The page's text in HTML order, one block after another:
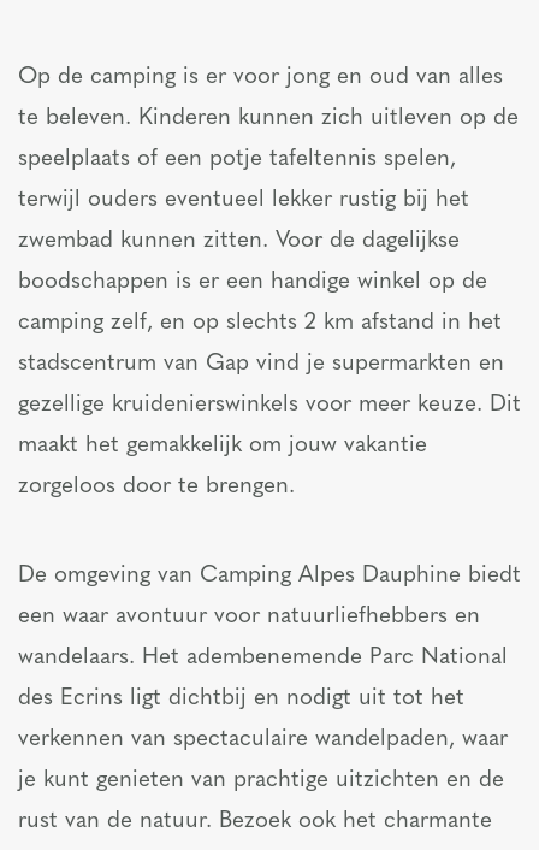
Op de camping is er voor jong en oud van alles
te beleven. Kinderen kunnen zich uitleven op de
speelplaats of een potje tafeltennis spelen,
terwijl ouders eventueel lekker rustig bij het
zwembad kunnen zitten. Voor de dagelijkse
boodschappen is er een handige winkel op de
camping zelf, en op slechts 2 km afstand in het
stadscentrum van Gap vind je supermarkten en
gezellige kruidenierswinkels voor meer keuze. Dit
maakt het gemakkelijk om jouw vakantie
zorgeloos door te brengen.
De omgeving van Camping Alpes Dauphine biedt
een waar avontuur voor natuurliefhebbers en
wandelaars. Het adembenemende Parc National
des Ecrins ligt dichtbij en nodigt uit tot het
verkennen van spectaculaire wandelpaden, waar
je kunt genieten van prachtige uitzichten en de
rust van de natuur. Bezoek ook het charmante